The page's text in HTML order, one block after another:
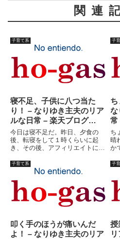
関連
子育て系
寝不足、子供に八つ当た
り！ – なりゆき主夫のリア
ルな日常 – 楽天ブログ
（Blog）
今日は寝不足だ。昨日、夕食の
後、転寝をして１時くらいに起
き、その後、アフィリエイトにつ
していたりしたら、朝の６時を過
ぎてしまった。子供が起きてくる
前に少しでも寝ておかないといけ
ない、と思ったのだが、いつも７
時過...
子
ち
な
常
ち
晴
か
れ
っ
に...
子育て系
叩く手のほうが痛いんだ
よ！ – なりゆき主夫のリア
子
授